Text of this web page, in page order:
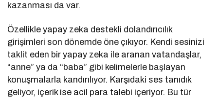
kazanması da var.
Özellikle yapay zeka destekli dolandırıcılık
girişimleri son dönemde öne çıkıyor. Kendi sesinizi
taklit eden bir yapay zeka ile aranan vatandaşlar,
“anne” ya da “baba” gibi kelimelerle başlayan
konuşmalarla kandırılıyor. Karşıdaki ses tanıdık
geliyor, içerik ise acil para talebi içeriyor. Bu tür